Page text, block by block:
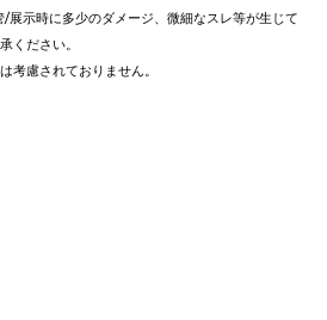
示時に多少のダメージ、微細なスレ等が生じて
ください。
考慮されておりません。